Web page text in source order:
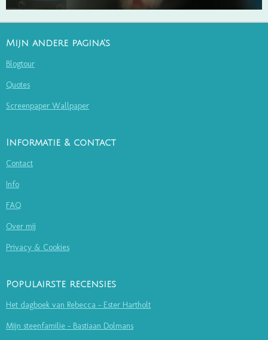
Mijn andere pagina's
Blogtour
Quotes
Screenpaper Wallpaper
Informatie & contact
Contact
Info
FAQ
Over mij
Privacy & Cookies
Populairste recensies
Het dagboek van Rebecca - Ester Hartholt
Mijn steenfamilie - Bastiaan Dolmans